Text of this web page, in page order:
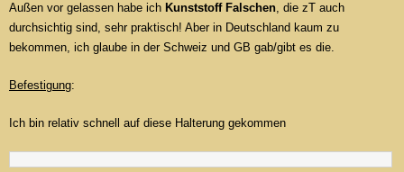
Außen vor gelassen habe ich Kunststoff Falschen, die zT auch
durchsichtig sind, sehr praktisch! Aber in Deutschland kaum zu
bekommen, ich glaube in der Schweiz und GB gab/gibt es die.
Befestigung:
Ich bin relativ schnell auf diese Halterung gekommen